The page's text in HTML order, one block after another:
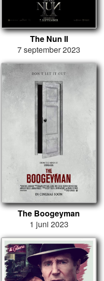
The Nun II
7 september 2023
The Boogeyman
1 juni 2023